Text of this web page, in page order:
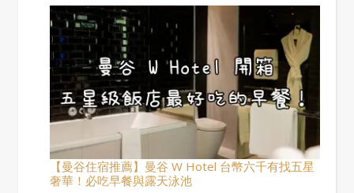
【曼谷住宿推薦】曼谷 W Hotel 台幣六千有找五星
奢華！必吃早餐與露天泳池